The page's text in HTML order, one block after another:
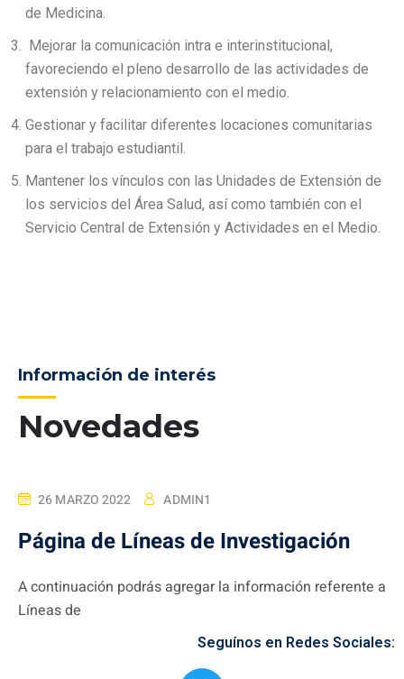
de Medicina.
Mejorar la comunicación intra e interinstitucional,
favoreciendo el pleno desarrollo de las actividades de
extensión y relacionamiento con el medio.
Gestionar y facilitar diferentes locaciones comunitarias
para el trabajo estudiantil.
Mantener los vínculos con las Unidades de Extensión de
los servicios del Área Salud, así como también con el
Servicio Central de Extensión y Actividades en el Medio.
Novedades
Información de interés
26 MARZO 2022 ADMIN1
Página de Líneas de Investigación
A continuación podrás agregar la información referente a
Líneas de
Seguínos en Redes Sociales: